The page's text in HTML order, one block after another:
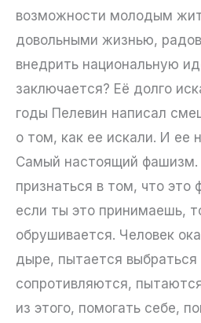
возможности молодым
довольными жизнью,
внедрить национальную
заключается? Её долго
годы Пелевин написал
о том, как ее искали. И
Самый настоящий
признаться в том, что
если ты это принимаешь,
обрушивается. Человек
дыре, пытается выбраться
сопротивляются,
из этого, помогать себе,